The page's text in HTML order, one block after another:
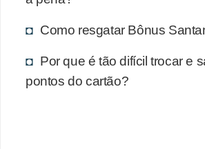
Como resgatar Bônus
Por que é tão difícil trocar e
pontos do cartão?